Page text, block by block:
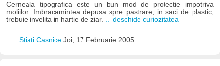
Cerneala tipografica este un bun mod de protectie impotriva
moliilor. Imbracamintea depusa spre pastrare, in saci de plastic,
trebuie invelita in hartie de ziar.
... deschide curiozitatea
Stiati Casnice Joi, 17 Februarie 2005